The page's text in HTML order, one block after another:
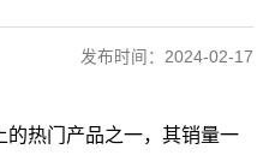
发布时间：2024-02-17
的热门产品之一，其销量一